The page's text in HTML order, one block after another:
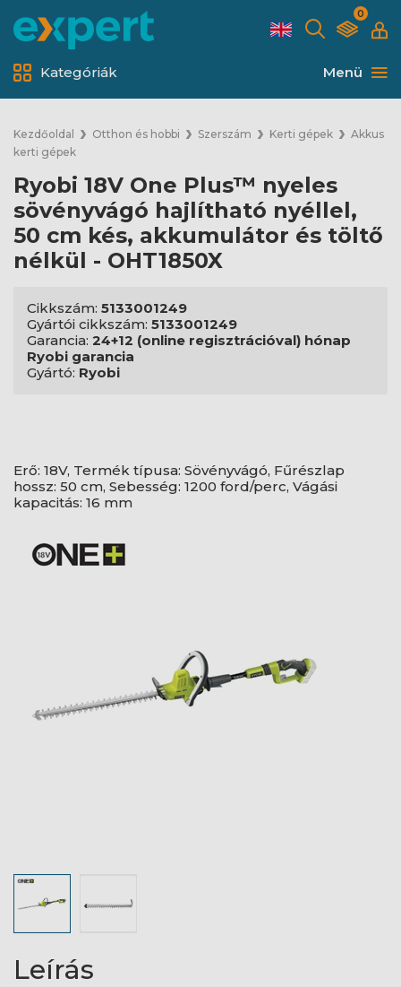
0
Menü
Kategóriák
Kezdőoldal Otthon és hobbi Szerszám Kerti gépek
Akkus
kerti gépek
Ryobi 18V One Plus™ nyeles
sövényvágó hajlítható nyéllel,
50 cm kés, akkumulátor és töltő
nélkül - OHT1850X
Cikkszám: 5133001249
Gyártói cikkszám: 5133001249
Garancia: 24+12 (online regisztrációval) hónap
Ryobi garancia
Gyártó: Ryobi
Erő: 18V, Termék típusa: Sövényvágó, Fűrészlap
hossz: 50 cm, Sebesség: 1200 ford/perc, Vágási
kapacitás: 16 mm
Leírás